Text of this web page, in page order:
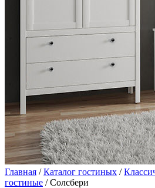
Главная /Каталог гостиных /
гостиные / Солсбери